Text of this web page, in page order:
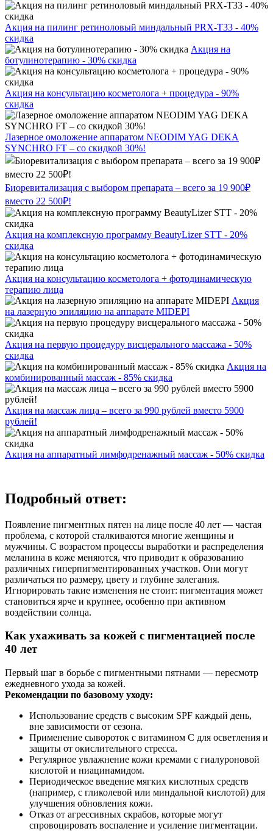
Акция на пилинг ретиноловый миндальный PRX-T33 - 40%
скидка
Акция на
ботулинотерапию - 30% скидка
Акция на консультацию косметолога + процедура - 90%
скидка
Лазерное омоложение аппаратом NEODIM YAG DEKA
SYNCHRO FT – со скидкой 30%!
Биоревитализация с выбором препарата – всего за 19 900₽
вместо 22 500₽!
Акция на комплексную программу BeautyLizer STT - 20%
скидка
Акция на консультацию косметолога + фотодинамическую
терапию лица
Акция
на лазерную эпиляцию на аппарате MIDEPI
Акция на первую процедуру висцерального массажа - 50%
скидка
Акция на
комбинированный массаж - 85% скидка
Акция на массаж лица – всего за 990 рублей вместо 5900
рублей!
Акция на аппаратный лимфодренажный массаж - 50% скидка
Подробный ответ:
Появление пигментных пятен на лице после 40 лет — частая
проблема, с которой сталкиваются многие женщины и
мужчины. С возрастом процессы выработки и распределения
меланина в коже меняются, что приводит к образованию
различных гиперпигментированных участков. Они могут
различаться по размеру, цвету и глубине залегания.
Игнорировать такие изменения не стоит: пигментация может
становиться ярче и крупнее, особенно при активном
воздействии солнца.
Как ухаживать за кожей с пигментацией после
40 лет
Первый шаг в борьбе с пигментными пятнами — пересмотр
ежедневного ухода за кожей.
Рекомендации по базовому уходу:
Использование средств с высоким SPF каждый день,
вне зависимости от сезона.
Применение сывороток с витамином C для осветления и
защиты от окислительного стресса.
Регулярное увлажнение кожи кремами с гиалуроновой
кислотой и ниацинамидом.
Периодическое введение мягких кислотных средств
(например, с гликолевой или миндальной кислотой) для
улучшения обновления кожи.
Отказ от агрессивных скрабов, которые могут
спровоцировать воспаление и усиление пигментации.